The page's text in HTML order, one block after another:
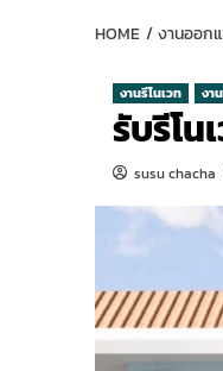
HOME งานออก
งานรีโนเวท งา
รับรีโน
susu chacha